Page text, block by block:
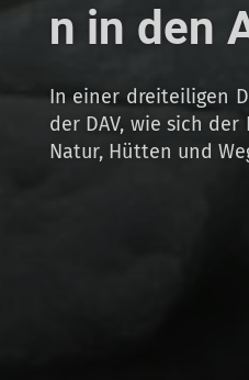
n in den
In einer dreiteiligen
der DAV, wie sich
Natur, Hütten und